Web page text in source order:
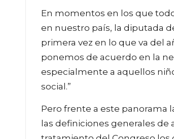
En momentos en los que
en nuestro país, la diputada
primera vez en lo que va del
ponemos de acuerdo en la
especialmente a aquellos
social.”
Pero frente a este panorama
las definiciones generales